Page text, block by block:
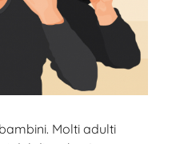
Molti adulti